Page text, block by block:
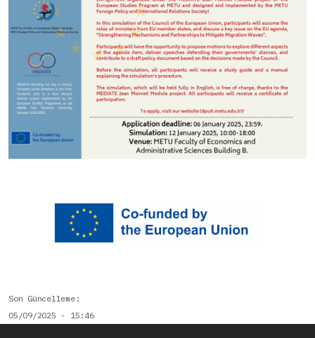
Son Güncelleme
05/09/2025 - 15:46